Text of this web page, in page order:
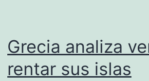
Grecia analiza
rentar sus islas